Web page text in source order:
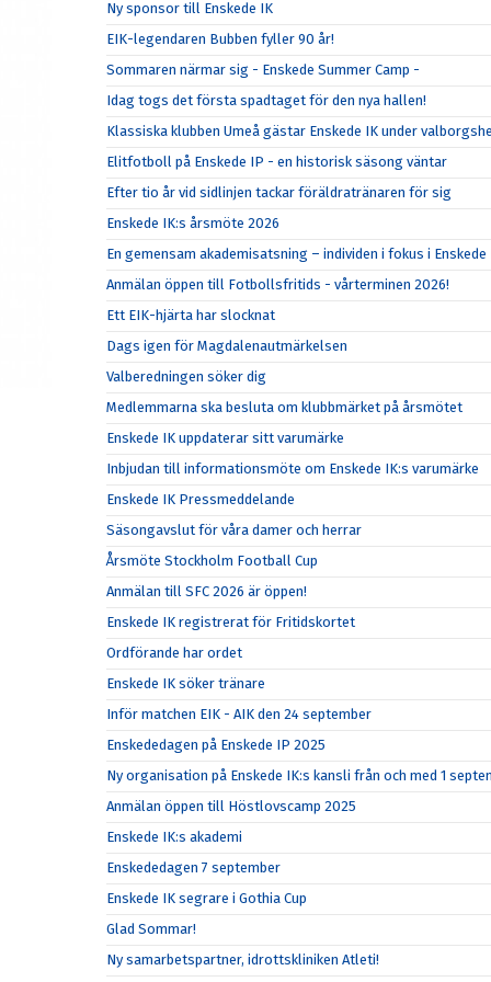
Ny sponsor till Enskede IK
EIK-legendaren Bubben fyller 90 år!
Sommaren närmar sig - Enskede Summer Camp -
Idag togs det första spadtaget för den nya hallen!
Klassiska klubben Umeå gästar Enskede IK under
Elitfotboll på Enskede IP - en historisk säsong väntar
Efter tio år vid sidlinjen tackar föräldratränaren för sig
Enskede IK:s årsmöte 2026
En gemensam akademisatsning – individen i fokus i Enskede
Anmälan öppen till Fotbollsfritids - vårterminen 2026!
Ett EIK-hjärta har slocknat
Dags igen för Magdalenautmärkelsen
Valberedningen söker dig
Medlemmarna ska besluta om klubbmärket på årsmötet
Enskede IK uppdaterar sitt varumärke
Inbjudan till informationsmöte om Enskede IK:s varumärke
Enskede IK Pressmeddelande
Säsongavslut för våra damer och herrar
Årsmöte Stockholm Football Cup
Anmälan till SFC 2026 är öppen!
Enskede IK registrerat för Fritidskortet
Ordförande har ordet
Enskede IK söker tränare
Inför matchen EIK - AIK den 24 september
Enskededagen på Enskede IP 2025
Ny organisation på Enskede IK:s kansli från och med 1
Anmälan öppen till Höstlovscamp 2025
Enskede IK:s akademi
Enskededagen 7 september
Enskede IK segrare i Gothia Cup
Glad Sommar!
Ny samarbetspartner, idrottskliniken Atleti!